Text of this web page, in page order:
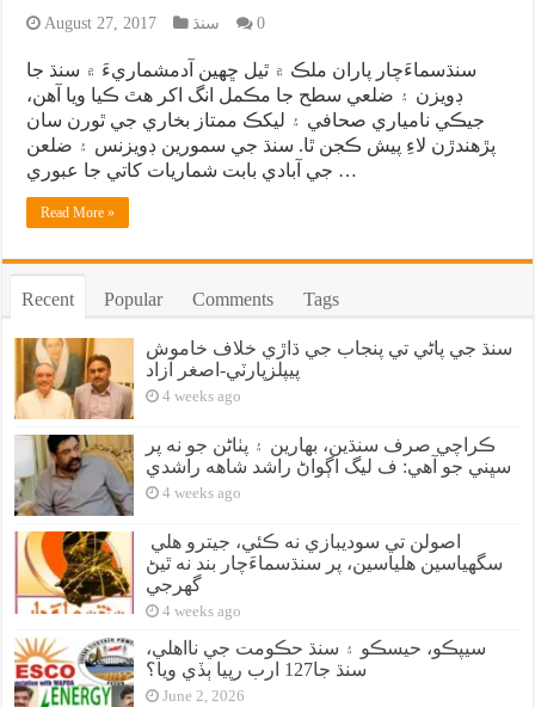
August 27, 2017 سنڌ 0
سنڌسماءَچار پاران ملڪ ۾ ٿيل ڇهين آدمشماريءَ ۾ سنڌ جا
ڊويزن ۽ ضلعي سطح جا مڪمل انگ اکر هٿ ڪيا ويا آهن،
جيڪي نامياري صحافي ۽ ليکڪ ممتاز بخاري جي ٿورن سان
پڙهندڙن لاءِ پيش ڪجن ٿا. سنڌ جي سمورين ڊويزنس ۽ ضلعن
جي آبادي بابت شماريات کاتي جا عبوري …
Read More »
Recent Popular Comments Tags
سنڌ جي پاڻي تي پنجاب جي ڌاڙي خلاف خاموش
پيپلزپارٽي-اصغر آزاد
4 weeks ago
ڪراچي صرف سنڌين، بهارين ۽ پٺاڻن جو نه پر
سڀني جو آهي: ف ليگ اڳواڻ راشد شاهه راشدي
4 weeks ago
سگهياسين هلياسين، پر سنڌسماءَچار بند نه ٿيڻ
گهرجي
4 weeks ago
سيپڪو، حيسڪو ۽ سنڌ حڪومت جي نااهلي،
سنڌ جا127 ارب رپيا ٻڏي ويا؟
June 2, 2026